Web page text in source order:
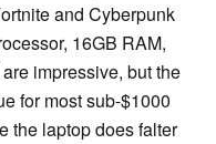
and Cyberpunk
16GB RAM,
impressive, but the
for most sub-$1000
the laptop does falter